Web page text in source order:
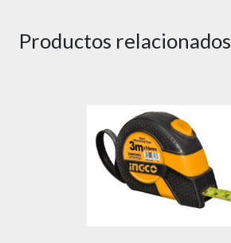
Productos relacionados